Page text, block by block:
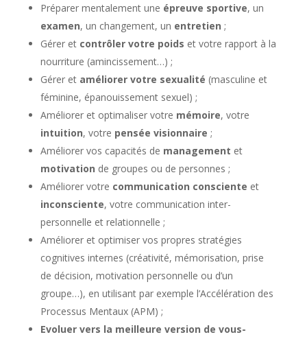
Préparer mentalement une épreuve sportive, un
examen, un changement, un entretien ;
Gérer et contrôler votre poids et votre rapport à la
nourriture (amincissement…) ;
Gérer et améliorer votre sexualité (masculine et
féminine, épanouissement sexuel) ;
Améliorer et optimaliser votre mémoire, votre
intuition, votre pensée visionnaire ;
Améliorer vos capacités de management et
motivation de groupes ou de personnes ;
Améliorer votre communication consciente et
inconsciente, votre communication inter-
personnelle et relationnelle ;
Améliorer et optimiser vos propres stratégies
cognitives internes (créativité, mémorisation, prise
de décision, motivation personnelle ou d’un
groupe…), en utilisant par exemple l’Accélération des
Processus Mentaux (APM) ;
Evoluer vers la meilleure version de vous-